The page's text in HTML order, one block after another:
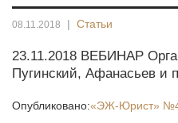
08.11.2018 | Статьи
23.11.2018 ВЕБИНАР
Пугинский, Афанасьев и
Опубликовано:«ЭЖ-Юрист»